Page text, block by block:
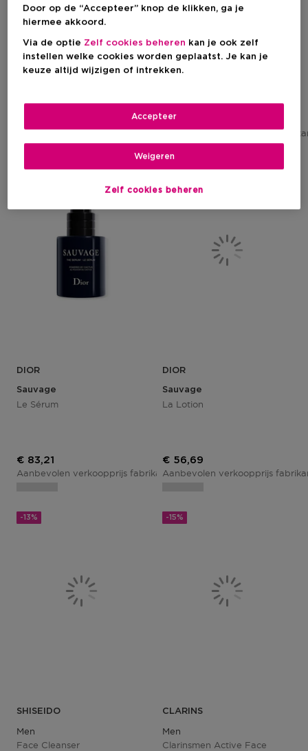
Cleanser Homme
Aanbevolen verkoopprijs fabrikant
1
Exfoliating Cleanser
Kortingsprijs
€ 29,32
Aanbevolen verkoopprijs
1
DIOR
Sauvage
Le Sérum
Kortingsprijs
€ 83,21
Aanbevolen verkoopprijs fabrikant€ 97,90
DIOR
Sauvage
La Lotion
Kortingsprijs
€ 56,69
Aanbevolen verkoopprijs
-13%
SHISEIDO
Men
Face Cleanser
-15%
CLARINS
Men
Clarinsmen Active Face
Door op de “Accepteer” knop de klikken, ga je
hiermee akkoord.
Via de optie Zelf cookies beheren kan je ook zelf
instellen welke cookies worden geplaatst. Je kan je
keuze altijd wijzigen of intrekken.
Zelf cookies beheren
Weigeren
Accepteer